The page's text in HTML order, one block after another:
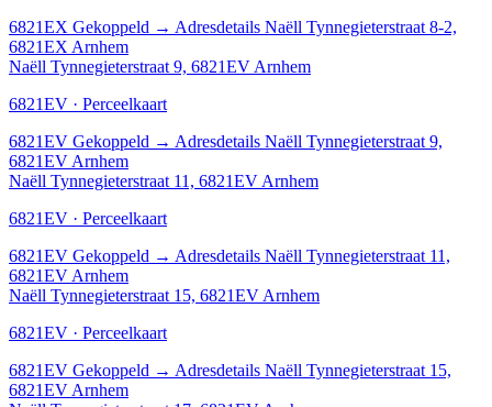
6821EX Gekoppeld → Adresdetails Naëll Tynnegieterstraat 8-2,
6821EX Arnhem
Naëll Tynnegieterstraat 9, 6821EV Arnhem
6821EV · Perceelkaart
6821EV Gekoppeld → Adresdetails Naëll Tynnegieterstraat 9,
6821EV Arnhem
Naëll Tynnegieterstraat 11, 6821EV Arnhem
6821EV · Perceelkaart
6821EV Gekoppeld → Adresdetails Naëll Tynnegieterstraat 11,
6821EV Arnhem
Naëll Tynnegieterstraat 15, 6821EV Arnhem
6821EV · Perceelkaart
6821EV Gekoppeld → Adresdetails Naëll Tynnegieterstraat 15,
6821EV Arnhem